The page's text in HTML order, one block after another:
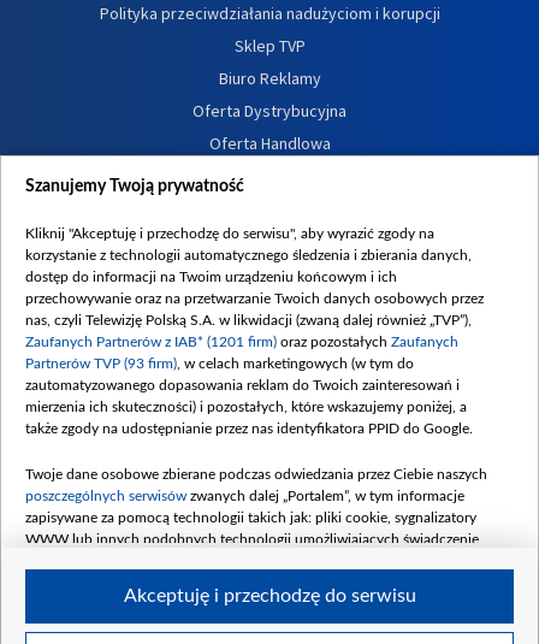
Polityka przeciwdziałania nadużyciom i korupcji
Sklep TVP
Biuro Reklamy
Oferta Dystrybucyjna
Oferta Handlowa
Dostępność
Procedura zgłoszeń wewnętrznych
Szanujemy Twoją prywatność
Kliknij "Akceptuję i przechodzę do serwisu", aby wyrazić zgody na
korzystanie z technologii automatycznego śledzenia i zbierania danych,
dostęp do informacji na Twoim urządzeniu końcowym i ich
przechowywanie oraz na przetwarzanie Twoich danych osobowych przez
nas, czyli Telewizję Polską S.A. w likwidacji (zwaną dalej również „TVP”),
Zaufanych Partnerów z IAB* (1201 firm) oraz pozostałych Zaufanych
Partnerów TVP (93 firm) , w celach marketingowych (w tym do
zautomatyzowanego dopasowania reklam do Twoich zainteresowań i
mierzenia ich skuteczności) i pozostałych, które wskazujemy poniżej, a
także zgody na udostępnianie przez nas identyfikatora PPID do Google.
Twoje dane osobowe zbierane podczas odwiedzania przez Ciebie naszych
poszczególnych serwisów zwanych dalej „Portalem”, w tym informacje
zapisywane za pomocą technologii takich jak: pliki cookie, sygnalizatory
WWW lub innych podobnych technologii umożliwiających świadczenie
Akceptuję i przechodzę do serwisu